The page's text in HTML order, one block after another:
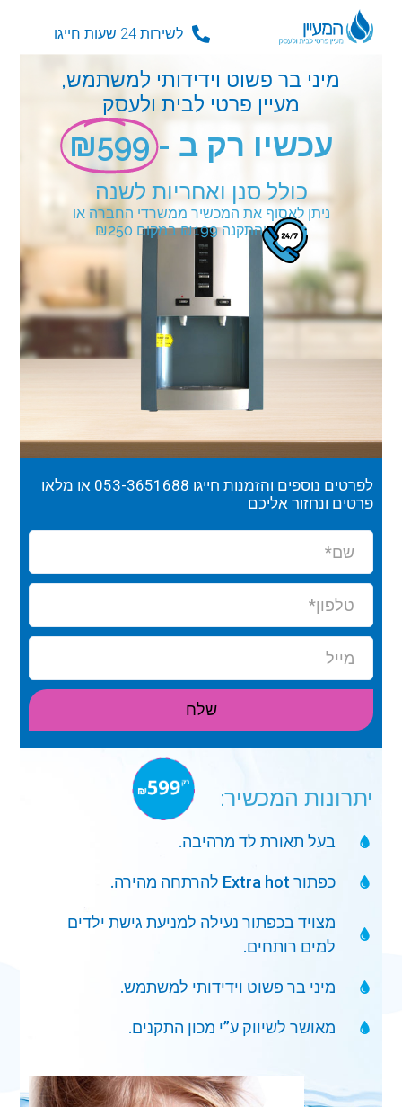
לשירות 24 שעות חייגו
מיני בר פשוט וידידותי למשתמש,
מעיין פרטי לבית ולעסק
עכשיו רק ב - ₪599
כולל סנן ואחריות לשנה
ניתן לאסוף את המכשיר ממשרדי החברה או
הובלה והתקנה ₪199 במקום ₪250
לפרטים נוספים והזמנות חייגו 053-3651688 או מלאו
פרטים ונחזור אליכם
שלח
יתרונות המכשיר:
בעל תאורת לד מרהיבה.
כפתור Extra hot להרתחה מהירה.
מצויד בכפתור נעילה למניעת גישת ילדים
למים רותחים.
מיני בר פשוט וידידותי למשתמש.
מאושר לשיווק ע”י מכון התקנים.